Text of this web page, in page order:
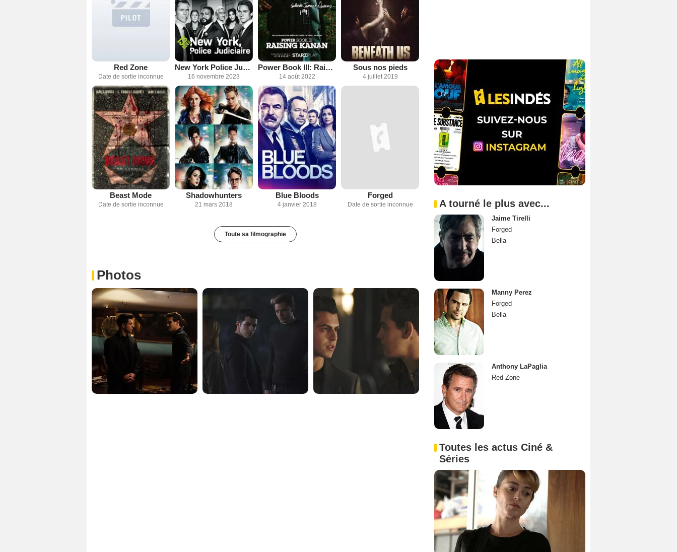
Red Zone
Date de sortie inconnue
New York Police Judiciaire
16 novembre 2023
Power Book III: Raising Kanan
14 août 2022
Sous nos pieds
4 juillet 2019
Beast Mode
Date de sortie inconnue
Shadowhunters
21 mars 2018
Blue Bloods
4 janvier 2018
Forged
Date de sortie inconnue
Toute sa filmographie
Photos
A tourné le plus avec...
Jaime Tirelli
Forged
Bella
Manny Perez
Forged
Bella
Anthony LaPaglia
Red Zone
Toutes les actus Ciné &
Séries